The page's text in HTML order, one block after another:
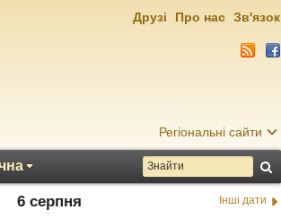
Регіональні сайти
Друзі Про нас Зв'язок
6 серпня Інші дати